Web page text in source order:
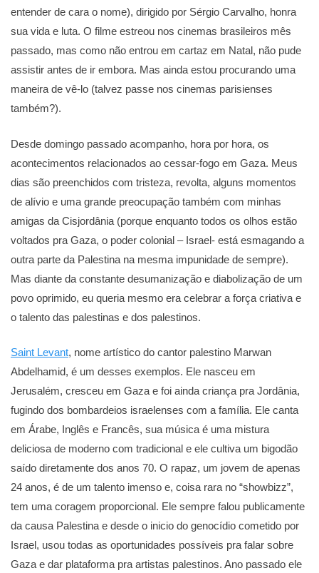
entender de cara o nome), dirigido por Sérgio Carvalho, honra
sua vida e luta. O filme estreou nos cinemas brasileiros mês
passado, mas como não entrou em cartaz em Natal, não pude
assistir antes de ir embora. Mas ainda estou procurando uma
maneira de vê-lo (talvez passe nos cinemas parisienses
também?).
Desde domingo passado acompanho, hora por hora, os
acontecimentos relacionados ao cessar-fogo em Gaza. Meus
dias são preenchidos com tristeza, revolta, alguns momentos
de alívio e uma grande preocupação também com minhas
amigas da Cisjordânia (porque enquanto todos os olhos estão
voltados pra Gaza, o poder colonial – Israel- está esmagando a
outra parte da Palestina na mesma impunidade de sempre).
Mas diante da constante desumanização e diabolização de um
povo oprimido, eu queria mesmo era celebrar a força criativa e
o talento das palestinas e dos palestinos.
Saint Levant, nome artístico do cantor palestino Marwan
Abdelhamid, é um desses exemplos. Ele nasceu em
Jerusalém, cresceu em Gaza e foi ainda criança pra Jordânia,
fugindo dos bombardeios israelenses com a família. Ele canta
em Árabe, Inglês e Francês, sua música é uma mistura
deliciosa de moderno com tradicional e ele cultiva um bigodão
saído diretamente dos anos 70. O rapaz, um jovem de apenas
24 anos, é de um talento imenso e, coisa rara no “showbizz”,
tem uma coragem proporcional. Ele sempre falou publicamente
da causa Palestina e desde o inicio do genocídio cometido por
Israel, usou todas as oportunidades possíveis pra falar sobre
Gaza e dar plataforma pra artistas palestinos. Ano passado ele